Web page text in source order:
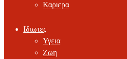
Καριερα
Ιδιωτες
Υγεια
Ζωη